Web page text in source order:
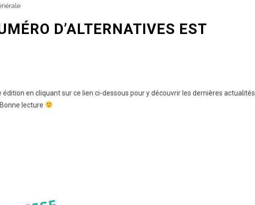
D’ALTERNATIVES EST
en cliquant sur ce lien ci-dessous pour y découvrir les dernières actualités
lecture